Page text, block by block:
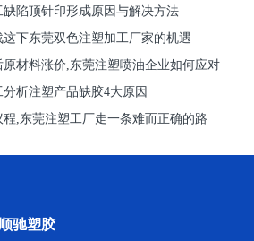
陷顶针印形成原因与解决方法
这下东莞双色注塑加工厂家的机遇
原材料涨价,东莞注塑喷油企业如何应对
析注塑产品缺胶4大原因
,东莞注塑工厂走一条难而正确的路
驰塑胶